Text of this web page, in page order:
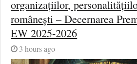
organizațiilor,
românești – Decernarea
EW 2025-2026
3 hours ago